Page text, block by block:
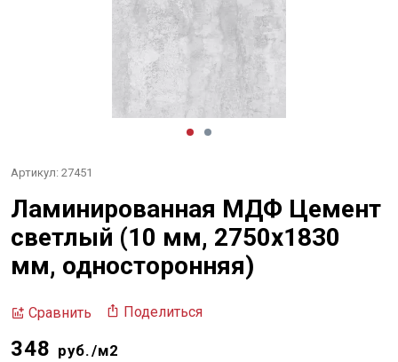
Артикул: 27451
Ламинированная МДФ Цемент
светлый (10 мм, 2750х1830
мм, односторонняя)
Сравнить Поделиться
348 руб./м2